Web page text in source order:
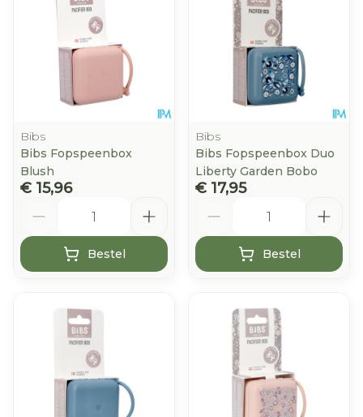
Bibs
Bibs Fopspeenbox
Blush
€ 15,96
Bestel
Bibs
Bibs Fopspeenbox Duo
Liberty Garden Bobo
€ 17,95
Bestel